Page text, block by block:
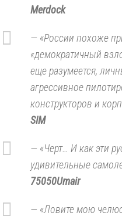
Merdock
— «России похоже
«демократичный
еще разумеется,
агрессивное
конструкторов и
SIM
— «Черт… И как эти
удивительные
75050Umair
— «Ловите мою